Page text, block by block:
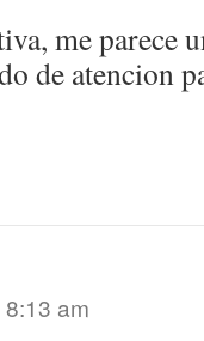
me parece
de atencion
am